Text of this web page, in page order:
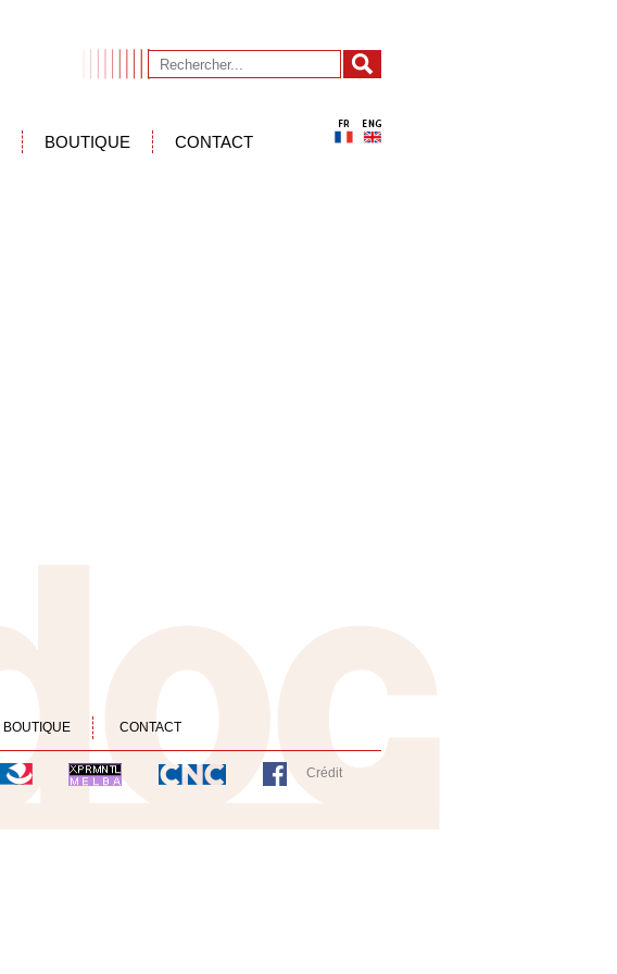
BOUTIQUE CONTACT
BOUTIQUE CONTACT
Crédit